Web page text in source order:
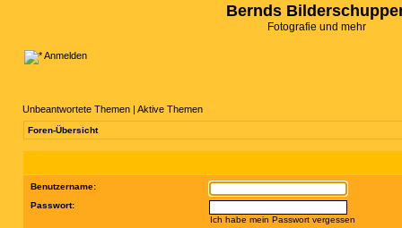
Bernds
Fotografie und mehr
Anmelden
Unbeantwortete Themen | Aktive Themen
Foren-Übersicht
Benutzername:
Passwort:
Ich habe mein Passwort vergessen